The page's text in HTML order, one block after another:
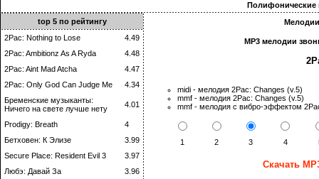
Полифонические
top 5 по рейтингу
2Pac: Nothing to Lose
4.49
2Pac: Ambitionz As A Ryda
4.48
2Pac: Aint Mad Atcha
4.47
2Pac: Only God Can Judge Me
4.34
Бременские музыканты:
Ничего на свете лучше нету
4.01
Prodigy: Breath
4
Бетховен: К Элизе
3.99
Secure Place: Resident Evil 3
3.97
Любэ: Давай За
3.96
Мелодии
MP3 мелодии
midi - мелодия 2Pac: Changes (v.5)
mmf - мелодия 2Pac: Changes (v.5)
mmf - мелодия с вибро-эффектом
1 2 3 4
Скачать